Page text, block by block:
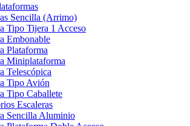
Sencilla (Arrimo)
Tipo Tijera 1 Acceso
Embonable
Plataforma
Miniplataforma
Telescópica
Tipo Avión
Tipo Caballete
Escaleras
Sencilla Aluminio